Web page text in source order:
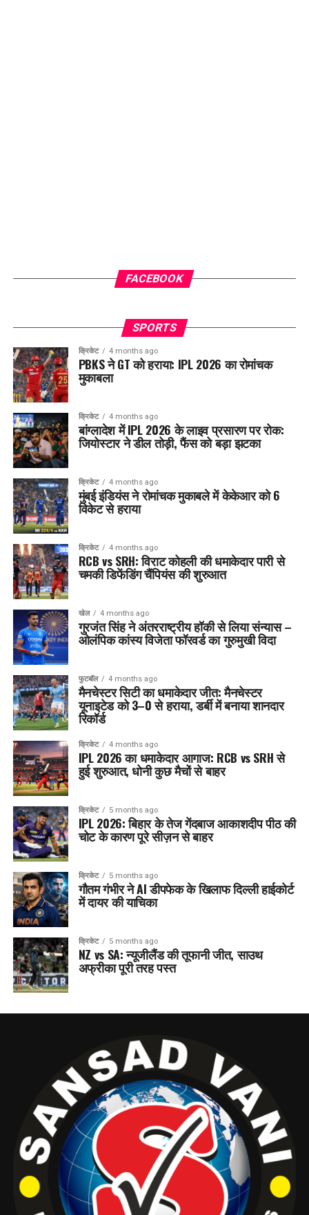
FACEBOOK
SPORTS
क्रिकेट 4 months ago
PBKS ने GT को हराया: IPL 2026 का रोमांचक
मुकाबला
क्रिकेट 4 months ago
बांग्लादेश में IPL 2026 के लाइव प्रसारण पर रोक:
जियोस्टार ने डील तोड़ी, फैंस को बड़ा झटका
क्रिकेट 4 months ago
मुंबई इंडियंस ने रोमांचक मुकाबले में केकेआर को 6
विकेट से हराया
क्रिकेट 4 months ago
RCB vs SRH: विराट कोहली की धमाकेदार पारी से
चमकी डिफेंडिंग चैंपियंस की शुरुआत
खेल 4 months ago
गुरजंत सिंह ने अंतरराष्ट्रीय हॉकी से लिया संन्यास –
ओलंपिक कांस्य विजेता फॉरवर्ड का गुरुमुखी विदा
फुटबॉल 4 months ago
मैनचेस्टर सिटी का धमाकेदार जीत: मैनचेस्टर
यूनाइटेड को 3–0 से हराया, डर्बी में बनाया शानदार
रिकॉर्ड
क्रिकेट 4 months ago
IPL 2026 का धमाकेदार आगाज: RCB vs SRH से
हुई शुरुआत, धोनी कुछ मैचों से बाहर
क्रिकेट 5 months ago
IPL 2026: बिहार के तेज गेंदबाज आकाशदीप पीठ की
चोट के कारण पूरे सीज़न से बाहर
क्रिकेट 5 months ago
गौतम गंभीर ने AI डीपफेक के खिलाफ दिल्ली हाईकोर्ट
में दायर की याचिका
क्रिकेट 5 months ago
NZ vs SA: न्यूजीलैंड की तूफानी जीत, साउथ
अफ्रीका पूरी तरह पस्त